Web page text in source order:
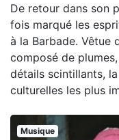
De retour dans son
fois marqué les
à la Barbade. Vêtue
composé de
détails scintillants,
culturelles les plus
Musique